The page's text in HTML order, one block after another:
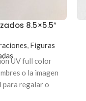
8.5×5.5″
, Figuras
UV full color
o la imagen
para regalar o